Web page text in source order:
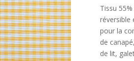
Tissu
réversible
pour la
de
de lit,